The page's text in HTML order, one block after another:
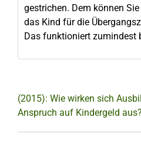
gestrichen. Dem können
das Kind für die
Das funktioniert zumindest
(2015): Wie wirken sich
Anspruch auf Kindergeld aus?